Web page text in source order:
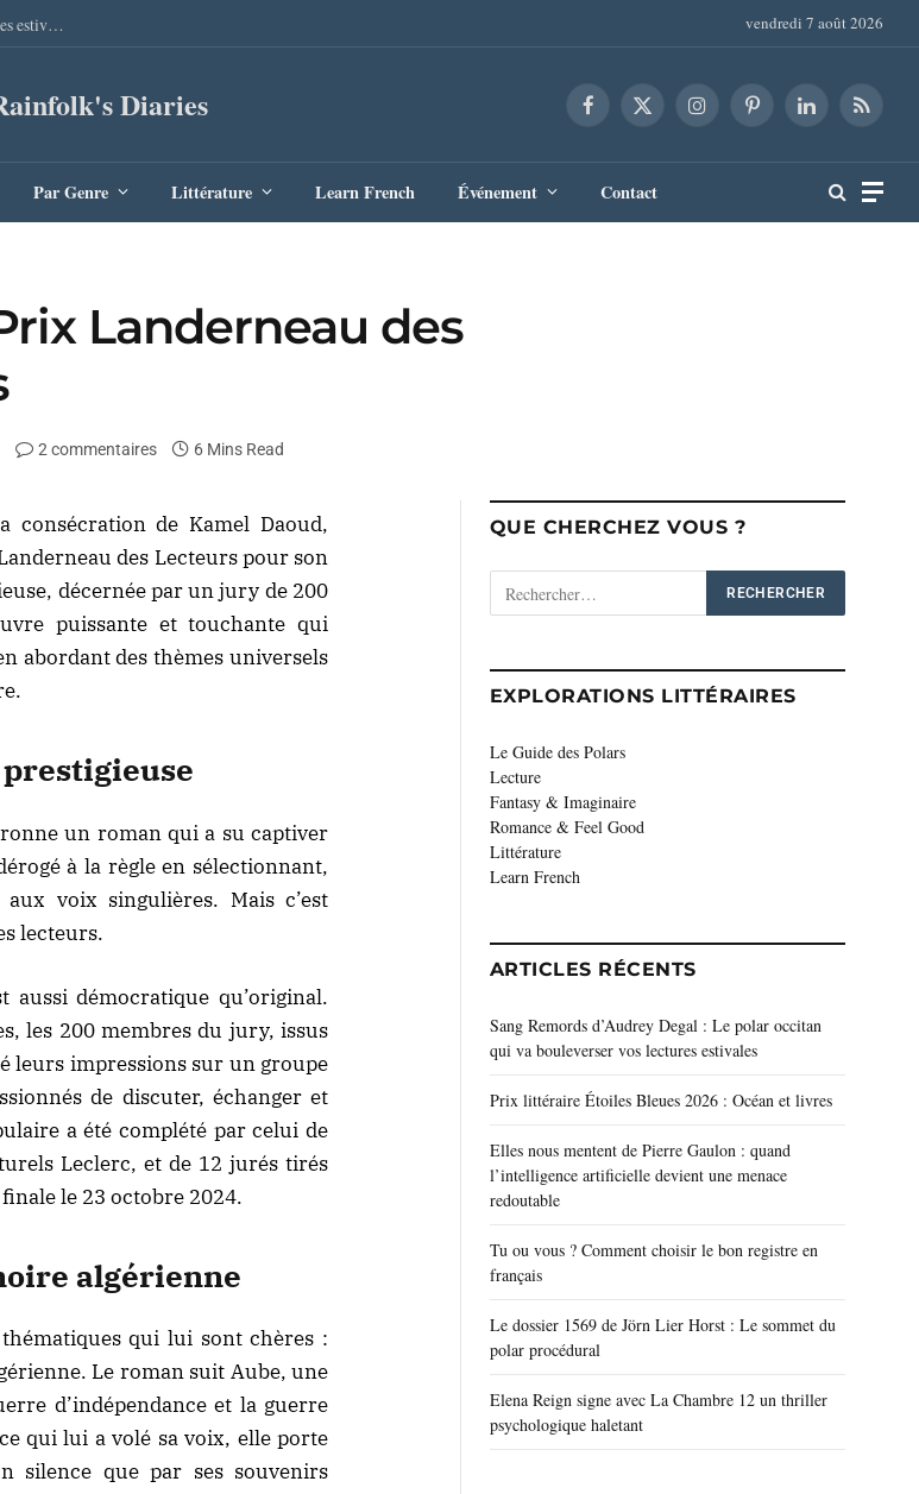
Sang Remords d’Audrey Degal : Le polar occitan qui va bouleverser vos lectures estivales vendredi 7 août 2026
Diaries Facebook
X
InstagramPinterestLinkedInRSS
Par Genre Littérature Learn French Événement Contact
Landerneau des
2 commentaires 6 Mins Read
de Kamel Daoud,
des Lecteurs pour son
décernée par un jury de 200
puissante et touchante qui
abordant des thèmes universels
un roman qui a su captiver
à la règle en sélectionnant,
voix singulières. Mais c’est
lecteurs.
démocratique qu’original.
, les 200 membres du jury, issus
leurs impressions sur un groupe
de discuter, échanger et
a été complété par celui de
Leclerc, et de 12 jurés tirés
le 23 octobre 2024.
algérienne
qui lui sont chères :
Le roman suit Aube, une
d’indépendance et la guerre
qui lui a volé sa voix, elle porte
silence que par ses souvenirs
QUE CHERCHEZ VOUS ?
EXPLORATIONS LITTÉRAIRES
Le Guide des Polars
Lecture
Fantasy & Imaginaire
Romance & Feel Good
Littérature
Learn French
ARTICLES RÉCENTS
Sang Remords d’Audrey Degal : Le polar occitan
qui va bouleverser vos lectures estivales
Prix littéraire Étoiles Bleues 2026 : Océan et livres
Elles nous mentent de Pierre Gaulon : quand
l’intelligence artificielle devient une menace
redoutable
Tu ou vous ? Comment choisir le bon registre en
français
Le dossier 1569 de Jörn Lier Horst : Le sommet du
polar procédural
Elena Reign signe avec La Chambre 12 un thriller
psychologique haletant